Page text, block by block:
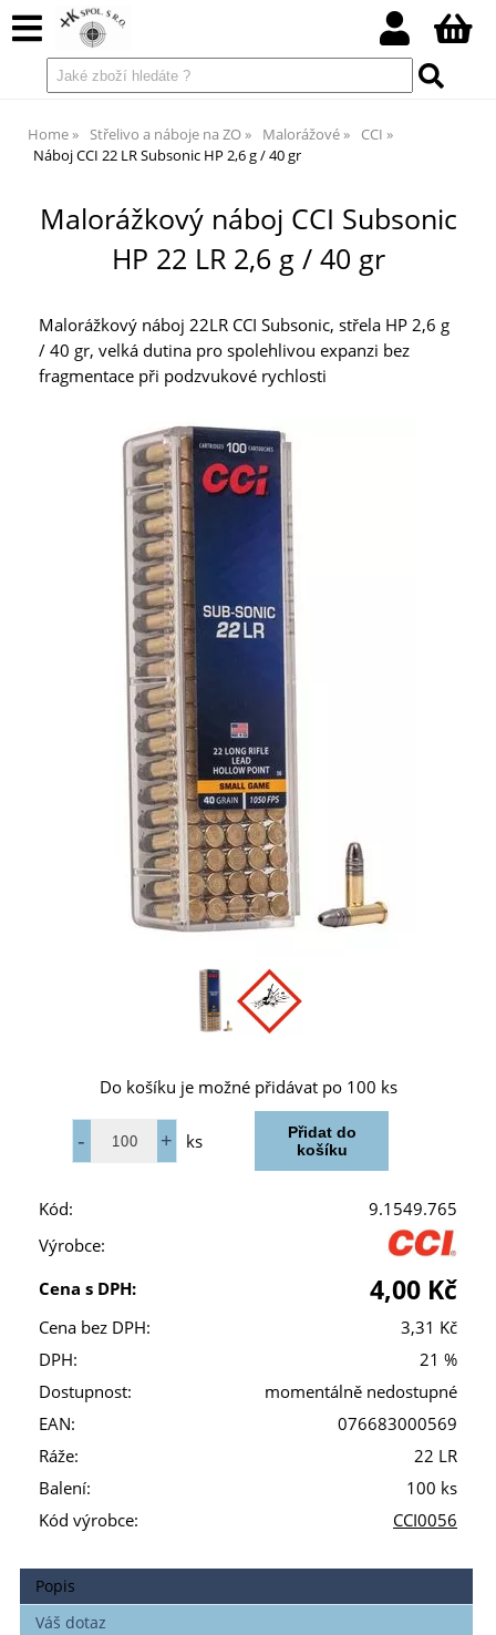
Home Střelivo a náboje na ZO Malorážové
CCI
Náboj CCI 22 LR Subsonic HP 2,6 g / 40 gr
Malorážkový náboj CCI Subsonic
HP 22 LR 2,6 g / 40 gr
Malorážkový náboj 22LR CCI Subsonic, střela HP 2,6 g
/ 40 gr, velká dutina pro spolehlivou expanzi bez
fragmentace při podzvukové rychlosti
Do košíku je možné přidávat po 100 ks
ks
Kód:
9.1549.765
Výrobce:
Cena s DPH:
4,00 Kč
Cena bez DPH:
3,31 Kč
DPH:
21 %
Dostupnost:
momentálně nedostupné
EAN:
076683000569
Ráže:
22 LR
Balení:
100 ks
Kód výrobce:
CCI0056
Popis
Váš dotaz